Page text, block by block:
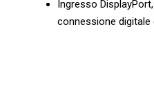
Ingresso
connessione digitale